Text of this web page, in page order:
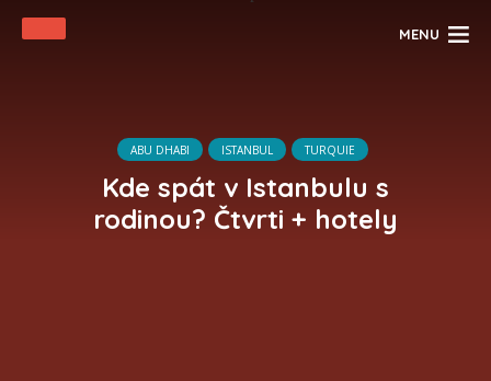
MENU
ABU DHABI ISTANBUL TURQUIE
Kde spát v Istanbulu s
rodinou? Čtvrti + hotely